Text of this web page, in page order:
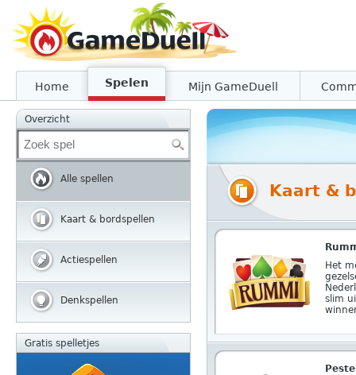
Home Spelen Mijn GameDuell
Overzicht
Alle spellen
Kaart & bordspellen
Actiespellen
Denkspellen
Gratis spelletjes
Kaart &
Het
slim